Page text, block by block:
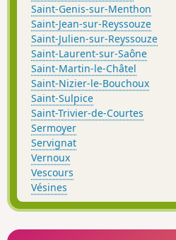
Saint-Genis-sur-Menthon
Saint-Jean-sur-Reyssouze
Saint-Julien-sur-Reyssouze
Saint-Laurent-sur-Saône
Saint-Martin-le-Châtel
Saint-Nizier-le-Bouchoux
Saint-Sulpice
Saint-Trivier-de-Courtes
Sermoyer
Servignat
Vernoux
Vescours
Vésines